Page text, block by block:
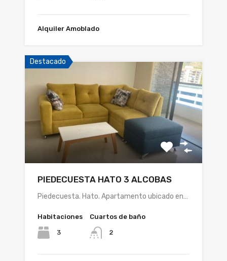
Alquiler Amoblado
Destacado
PIEDECUESTA HATO 3 ALCOBAS
Piedecuesta. Hato. Apartamento ubicado en…
Habitaciones
3
Cuartos de baño
2